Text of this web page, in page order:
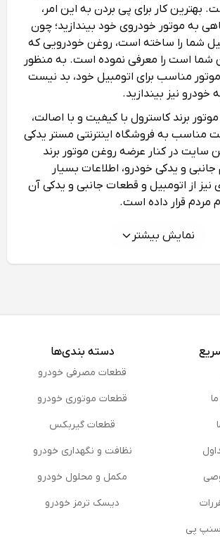
کار برای پی بردن به این امر،
به موتور خودروی خود بیندازید؛ چون
شما را ساخته است، روغن خودرویی که
شما است را معرفی نموده است. به منظور
مناسب برای اتومبیل خود، بد نیست
خودرو نیز بیندازید.
برند کاسترول با کیفیت و با اصالت،
مناسب به فروشگاه اینترنتی مستر یدکی
سایت در کنار عرضه روغن موتور برند
جانبی و یدکی خودرو، اطلاعات بسیار
نیز از اتومبیل و قطعات جانبی و یدکی آن
قرار داده است.
نمایش بیشتر
پی
دسته بندی‌ها
قطعات مصرفی خودرو
قطعات موتوری خودرو
قطعات گیربکس
نظافت و نگهداری خودرو
مكمل و محلول خودرو
دیسک ترمز خودرو